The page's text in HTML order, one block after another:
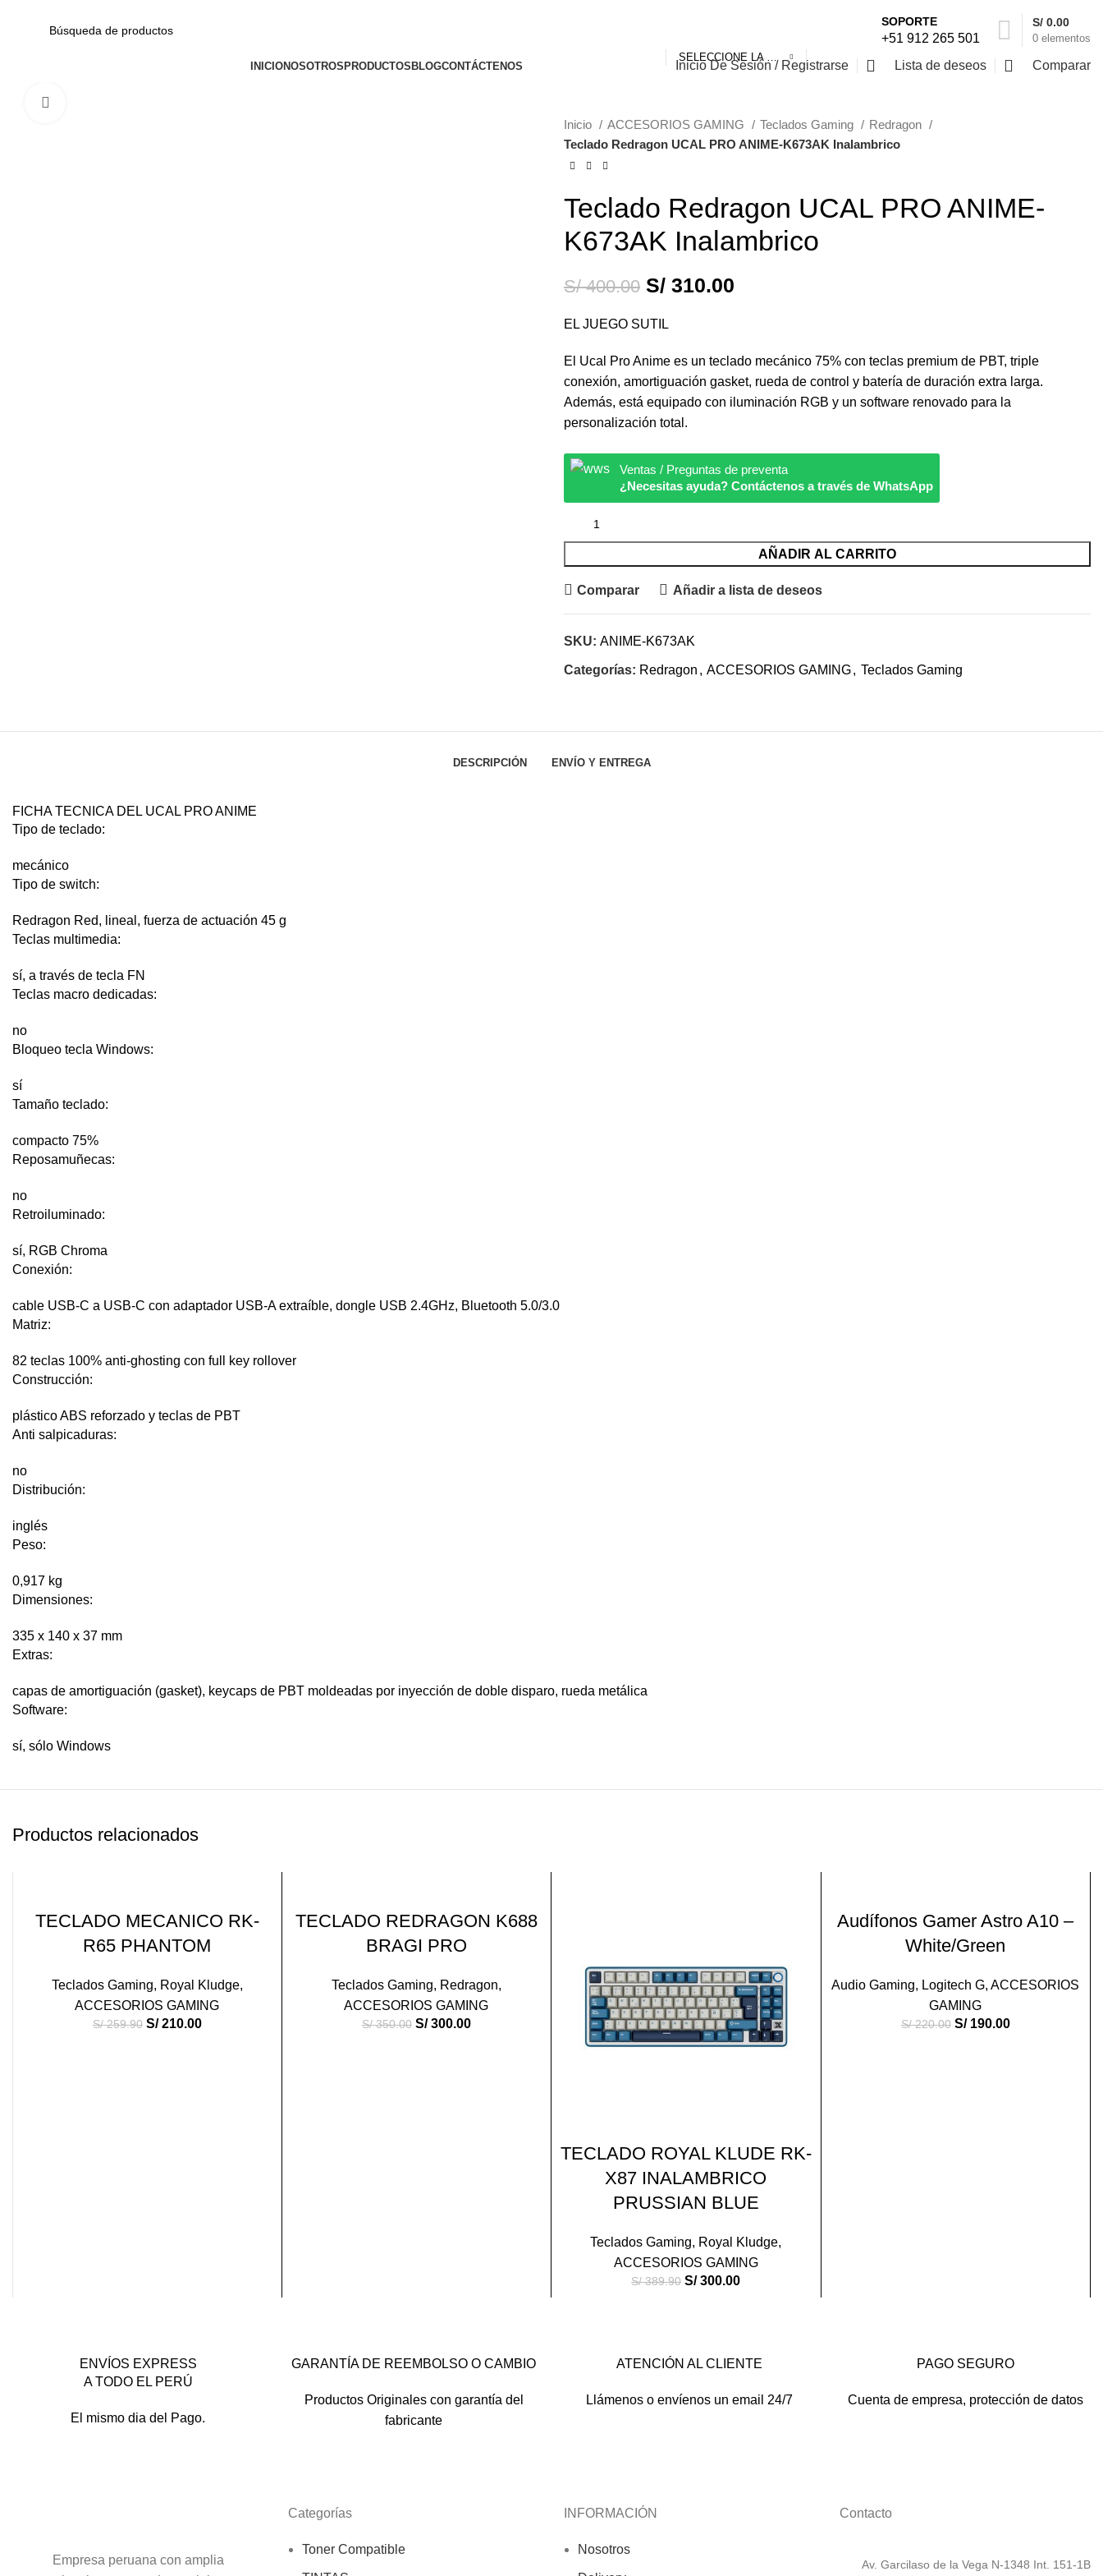
SELECCIONE LA CATEGORÍA
SOPORTE
+51 912 265 501 0 elementos
S/ 0.00
INICIONOSOTROSPRODUCTOSBLOGCONTÁCTENOS Inicio De Sesión / Registrarse Lista de deseos Comparar
Inicio ACCESORIOS GAMING Teclados Gaming
Redragon
Teclado Redragon UCAL PRO ANIME-K673AK Inalambrico
Teclado Redragon UCAL PRO ANIME-
K673AK Inalambrico
S/400.00 S/ 310.00
EL JUEGO SUTIL
El Ucal Pro Anime es un teclado mecánico 75% con teclas premium de PBT, triple
conexión, amortiguación gasket, rueda de control y batería de duración extra larga.
Además, está equipado con iluminación RGB y un software renovado para la
personalización total.
Ventas / Preguntas de preventa
¿Necesitas ayuda? Contáctenos a través de WhatsApp
AÑADIR AL CARRITO
Comparar Añadir a lista de deseos
SKU: ANIME-K673AK
Categorías: Redragon , ACCESORIOS GAMING, Teclados Gaming
DESCRIPCIÓN ENVÍO Y ENTREGA
FICHA TECNICA DEL UCAL PRO ANIME
Tipo de teclado:
mecánico
Tipo de switch:
Redragon Red, lineal, fuerza de actuación 45 g
Teclas multimedia:
sí, a través de tecla FN
Teclas macro dedicadas:
no
Bloqueo tecla Windows:
sí
Tamaño teclado:
compacto 75%
Reposamuñecas:
no
Retroiluminado:
sí, RGB Chroma
Conexión:
cable USB-C a USB-C con adaptador USB-A extraíble, dongle USB 2.4GHz, Bluetooth 5.0/3.0
Matriz:
82 teclas 100% anti-ghosting con full key rollover
Construcción:
plástico ABS reforzado y teclas de PBT
Anti salpicaduras:
no
Distribución:
inglés
Peso:
0,917 kg
Dimensiones:
335 x 140 x 37 mm
Extras:
capas de amortiguación (gasket), keycaps de PBT moldeadas por inyección de doble disparo, rueda metálica
Software:
sí, sólo Windows
Productos relacionados
TECLADO MECANICO RK-
R65 PHANTOM
Teclados Gaming, Royal Kludge,
ACCESORIOS GAMING
S/259.90 S/210.00
TECLADO REDRAGON K688
BRAGI PRO
Teclados Gaming, Redragon,
ACCESORIOS GAMING
S/350.00 S/300.00
TECLADO ROYAL KLUDE RK-
X87 INALAMBRICO
PRUSSIAN BLUE
Teclados Gaming, Royal Kludge,
ACCESORIOS GAMING
S/389.90 S/300.00
Audífonos Gamer Astro A10 –
White/Green
Audio Gaming, Logitech G,ACCESORIOS
GAMING
S/220.00 S/190.00
ENVÍOS EXPRESS
A TODO EL PERÚ
El mismo dia del Pago.
GARANTÍA DE REEMBOLSO O CAMBIO
Productos Originales con garantía del
fabricante
ATENCIÓN AL CLIENTE
Llámenos o envíenos un email 24/7
PAGO SEGURO
Cuenta de empresa, protección de datos
Empresa peruana con amplia
Categorías
Toner Compatible
INFORMACIÓN
Nosotros
Contacto
Av. Garcilaso de la Vega N-1348 Int. 151-1B